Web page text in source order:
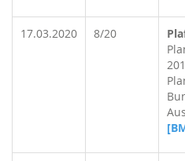
17.03.2020 8/20